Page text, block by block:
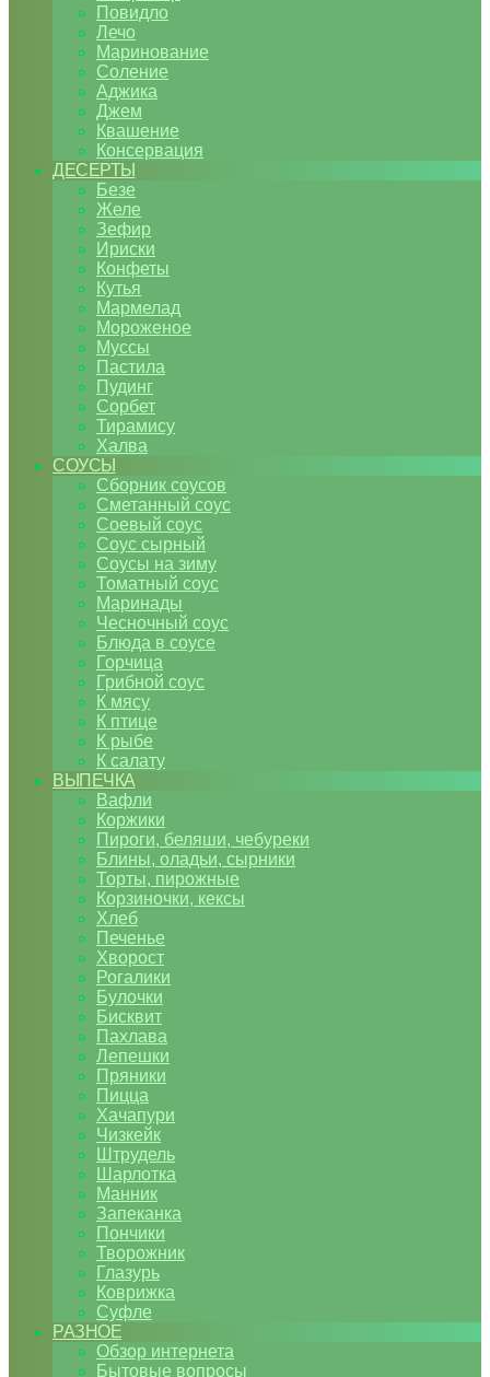
Повидло
Лечо
Маринование
Соление
Аджика
Джем
Квашение
Консервация
ДЕСЕРТЫ
Безе
Желе
Зефир
Ириски
Конфеты
Кутья
Мармелад
Мороженое
Муссы
Пастила
Пудинг
Сорбет
Тирамису
Халва
СОУСЫ
Сборник соусов
Сметанный соус
Соевый соус
Соус сырный
Соусы на зиму
Томатный соус
Маринады
Чесночный соус
Блюда в соусе
Горчица
Грибной соус
К мясу
К птице
К рыбе
К салату
ВЫПЕЧКА
Вафли
Коржики
Пироги, беляши, чебуреки
Блины, оладьи, сырники
Торты, пирожные
Корзиночки, кексы
Хлеб
Печенье
Хворост
Рогалики
Булочки
Бисквит
Пахлава
Лепешки
Пряники
Пицца
Хачапури
Чизкейк
Штрудель
Шарлотка
Манник
Запеканка
Пончики
Творожник
Глазурь
Коврижка
Суфле
РАЗНОЕ
Обзор интернета
Бытовые вопросы